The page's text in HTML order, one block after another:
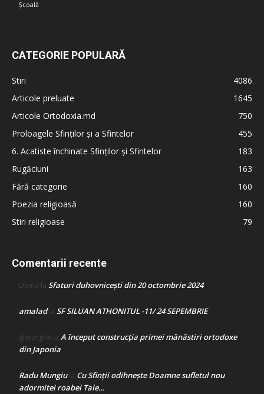
Școală
CATEGORIE POPULARĂ
Stiri
4086
Articole preluate
1645
Articole Ortodoxia.md
750
Proloagele Sfinților și a Sfintelor
455
6. Acatiste închinate Sfinților și Sfintelor
183
Rugăciuni
163
Fără categorie
160
Poezia religioasă
160
Stiri religioase
79
Comentarii recente
Doina la Sfaturi duhovnicești din 20 octombrie 2024
amaladla SF SILUAN ATHONITUL -11/ 24 SEPEMBRIE
gheorghe la A început construcţia primei mănăstiri ortodoxe
din Japonia
Radu Mungiula Cu Sfinții odihnește Doamne sufletul nou
adormitei roabei Tale…